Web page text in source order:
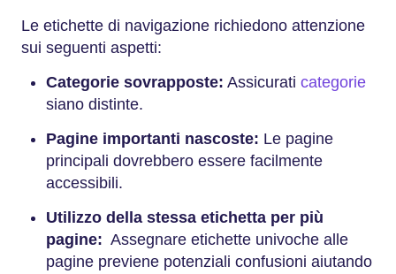
Le etichette di navigazione richiedono attenzione
sui seguenti aspetti:
Categorie sovrapposte: Assicurati categorie
siano distinte.
Pagine importanti nascoste: Le pagine
principali dovrebbero essere facilmente
accessibili.
Utilizzo della stessa etichetta per più
pagine: Assegnare etichette univoche alle
pagine previene potenziali confusioni aiutando